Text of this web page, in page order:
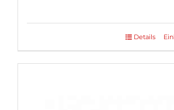
Details